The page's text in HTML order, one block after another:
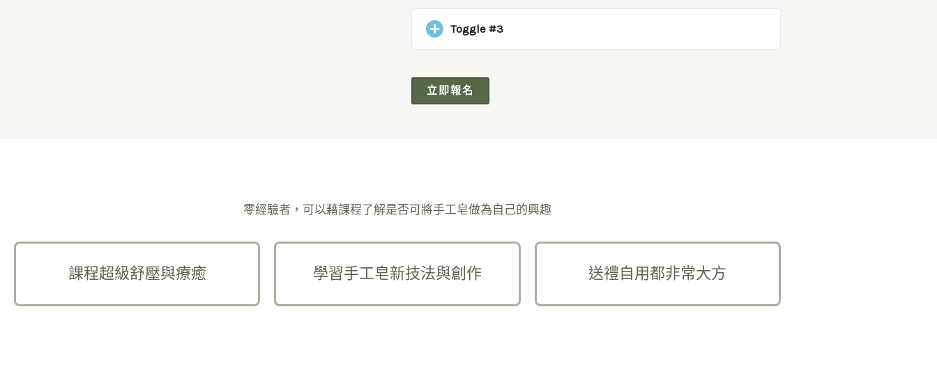
Toggle #3
立即報名
零經驗者，可以藉課程了解是否可將手工皂做為自己的興趣
課程超級舒壓與療癒 學習手工皂新技法與創作 送禮自用都非常大方